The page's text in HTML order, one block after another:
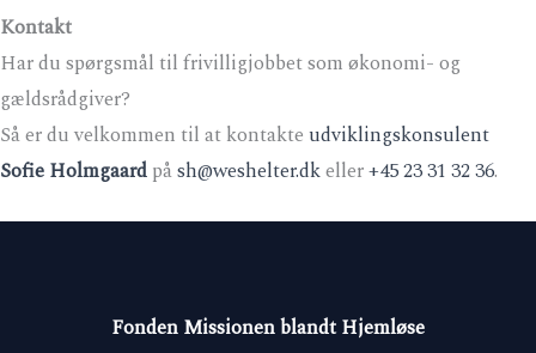
Kontakt
Har du spørgsmål til frivilligjobbet som økonomi- og
gældsrådgiver?
Så er du velkommen til at kontakte udviklingskonsulent
Sofie Holmgaard påsh@weshelter.dkeller+45 23 31 32 36.
Fonden Missionen blandt Hjemløse